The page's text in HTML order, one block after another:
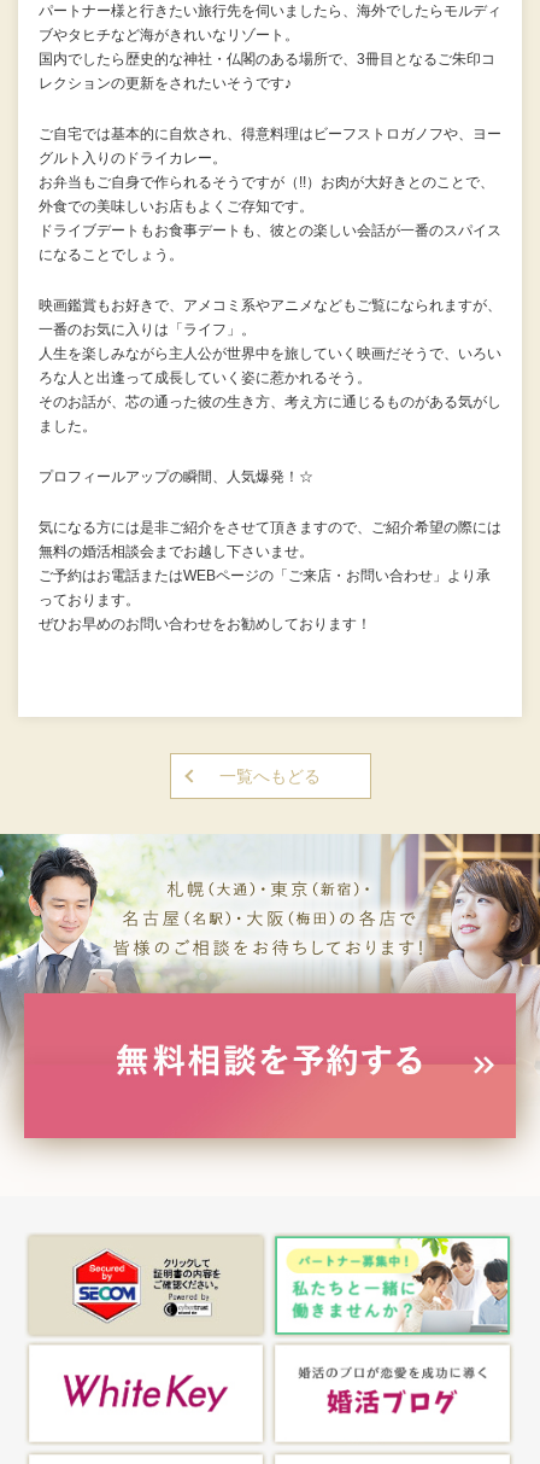
パートナー様と行きたい旅行先を伺いましたら、海外でしたらモルディ
ブやタヒチなど海がきれいなリゾート。
国内でしたら歴史的な神社・仏閣のある場所で、3冊目となるご朱印コ
レクションの更新をされたいそうです♪
ご自宅では基本的に自炊され、得意料理はビーフストロガノフや、ヨー
グルト入りのドライカレー。
お弁当もご自身で作られるそうですが（!!）お肉が大好きとのことで、
外食での美味しいお店もよくご存知です。
ドライブデートもお食事デートも、彼との楽しい会話が一番のスパイス
になることでしょう。
映画鑑賞もお好きで、アメコミ系やアニメなどもご覧になられますが、
一番のお気に入りは「ライフ」。
人生を楽しみながら主人公が世界中を旅していく映画だそうで、いろい
ろな人と出逢って成長していく姿に惹かれるそう。
そのお話が、芯の通った彼の生き方、考え方に通じるものがある気がし
ました。
プロフィールアップの瞬間、人気爆発！☆
気になる方には是非ご紹介をさせて頂きますので、ご紹介希望の際には
無料の婚活相談会までお越し下さいませ。
ご予約はお電話またはWEBページの「ご来店・お問い合わせ」より承
っております。
ぜひお早めのお問い合わせをお勧めしております！
一覧へもどる